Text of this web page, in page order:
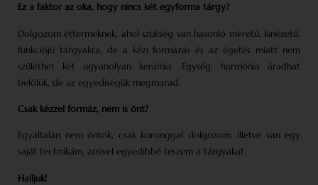
Ez a faktor az oka, hogy nincs két egyforma tárgy?
Dolgozom éttermeknek, ahol szükség van hasonló méretű, kinézetű,
funkciójú tárgyakra, de a kézi formázás és az égetés miatt nem
születhet két ugyanolyan kerámia. Egység, harmónia áradhat
belőlük, de az egyediségük megmarad.
Csak kézzel formáz, nem is önt?
Egyáltalán nem öntök, csak koronggal dolgozom. Illetve van egy
saját technikám, amivel egyedibbé teszem a tárgyakat.
Halljuk!